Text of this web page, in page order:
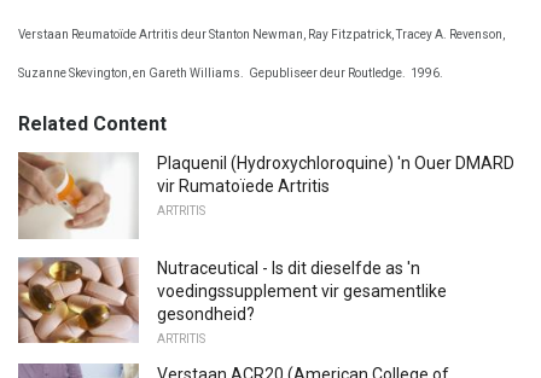
Verstaan ​​Reumatoïde Artritis deur Stanton Newman, Ray Fitzpatrick, Tracey A. Revenson,
Suzanne Skevington, en Gareth Williams. Gepubliseer deur Routledge. 1996.
Related Content
Plaquenil (Hydroxychloroquine) 'n Ouer DMARD
vir Rumatoïede Artritis
ARTRITIS
Nutraceutical - Is dit dieselfde as 'n
voedingssupplement vir gesamentlike
gesondheid?
ARTRITIS
Verstaan ​​ACR20 (American College of